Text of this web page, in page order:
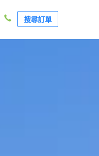
搜尋訂單